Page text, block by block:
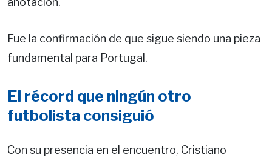
Fue la confirmación de que sigue siendo una pieza
fundamental para Portugal.
El récord que ningún otro
futbolista consiguió
Con su presencia en el encuentro, Cristiano